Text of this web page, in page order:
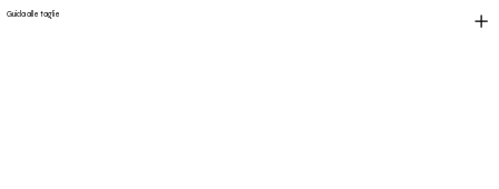
Guida alle taglie